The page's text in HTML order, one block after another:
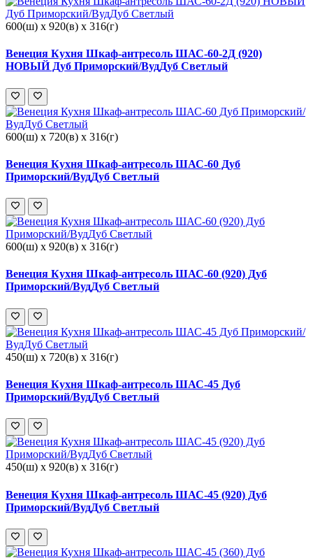
600(ш) x 920(в) x 316(г)
Венеция Кухня Шкаф-антресоль ШАС-60-2Д (920)
НОВЫЙ Дуб Приморский/ВудДуб Светлый
600(ш) x 720(в) x 316(г)
Венеция Кухня Шкаф-антресоль ШАС-60 Дуб
Приморский/ВудДуб Светлый
600(ш) x 920(в) x 316(г)
Венеция Кухня Шкаф-антресоль ШАС-60 (920) Дуб
Приморский/ВудДуб Светлый
450(ш) x 720(в) x 316(г)
Венеция Кухня Шкаф-антресоль ШАС-45 Дуб
Приморский/ВудДуб Светлый
450(ш) x 920(в) x 316(г)
Венеция Кухня Шкаф-антресоль ШАС-45 (920) Дуб
Приморский/ВудДуб Светлый